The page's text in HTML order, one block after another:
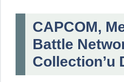
CAPCOM,
Battle
Collection’u